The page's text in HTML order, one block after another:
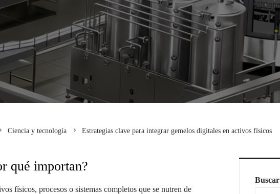
Ciencia y tecnología Estrategias clave para integrar gemelos digitales en activos físicos
qué importan?
físicos, procesos o sistemas completos que se nutren de
Buscar